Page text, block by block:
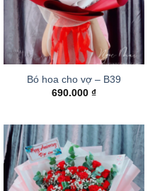
Bó hoa cho vợ – B39
690.000 ₫